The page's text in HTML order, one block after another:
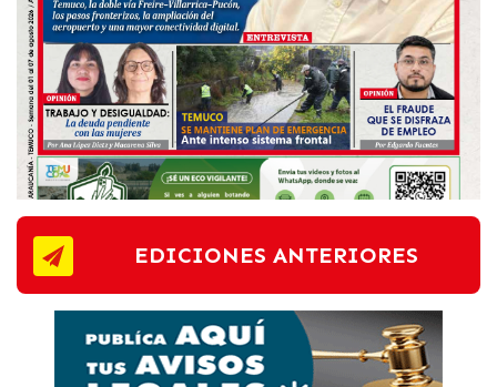
EDICIONES ANTERIORES